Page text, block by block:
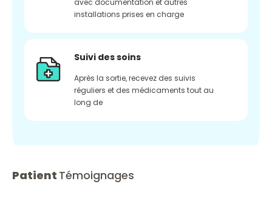
avec documentation et autres
installations prises en charge
Suivi des soins
Après la sortie, recevez des suivis
réguliers et des médicaments tout au
long de
Patient Témoignages